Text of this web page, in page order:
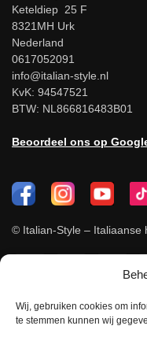
Wij, gebruiken cookies om
te stemmen kunnen wij
Keteldiep 25 F
8321MH Urk
Nederland
0617052091
info@italian-style.nl
KvK: 94547521
BTW: NL866816483B01
Beoordeel ons op
© Italian-Style – Italiaanse